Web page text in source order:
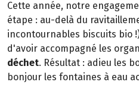
Cette année, notre
étape : au-delà du
incontournables biscuits bio
d'avoir accompagné les
déchet. Résultat : adieu les
bonjour les fontaines à eau